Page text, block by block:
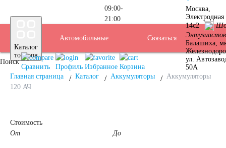
09:00-
21:00
Каталог
товаров
Автомобильные
аккумуляторы
Подбор
АКБ
Услуги
Бренды
Доставка
Оплата
Б/У
АКБ
Контакты
Связаться Москва
Москва,
14с2
Энтузиастов
Балашиха,
ул.
50А
Поиск
Сравнить Профиль Избранное Корзина
Главная страница
Каталог Аккумуляторы
Аккумуляторы
120 АЧ
Стоимость
От
До